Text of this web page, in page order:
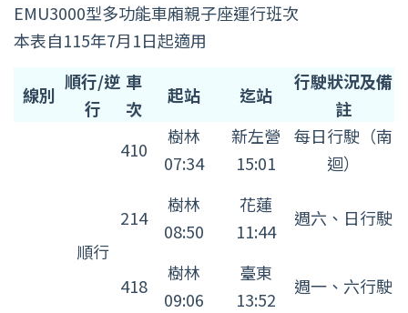
EMU3000型多功能車廂親子座運行班次
本表自115年7月1日起適用
EMU3000
型
線別
順行/逆
行
車
次
起站 迄站
行駛狀況及備
註
順行
410
樹林
07:34
新左營
15:01
每日行駛（南
迴）
214
樹林
08:50
花蓮
11:44
週六、日行駛
418
樹林
09:06
臺東
13:52
週一、六行駛